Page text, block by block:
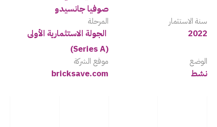
صوفيا جانسيدو
سنة ‏الاستثمار
2022
المرحلة
الجولة الاستثمارية الأولى
(Series A)
الوضع
نشط
موقع الشركة
bricksave.com